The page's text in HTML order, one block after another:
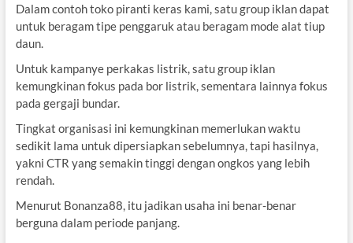
Dalam contoh toko piranti keras kami, satu group iklan dapat
untuk beragam tipe penggaruk atau beragam mode alat tiup
daun.
Untuk kampanye perkakas listrik, satu group iklan
kemungkinan fokus pada bor listrik, sementara lainnya fokus
pada gergaji bundar.
Tingkat organisasi ini kemungkinan memerlukan waktu
sedikit lama untuk dipersiapkan sebelumnya, tapi hasilnya,
yakni CTR yang semakin tinggi dengan ongkos yang lebih
rendah.
Menurut Bonanza88, itu jadikan usaha ini benar-benar
berguna dalam periode panjang.